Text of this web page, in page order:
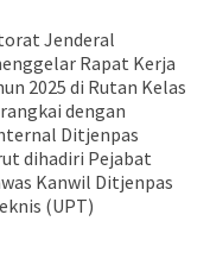
Jenderal
Rapat Kerja
2025 di Rutan Kelas
dengan
Ditjenpas
dihadiri Pejabat
Kanwil Ditjenpas
(UPT)